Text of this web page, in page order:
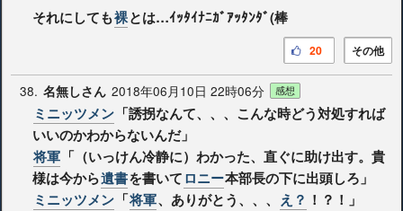
それにしても裸とは…ｲｯﾀｲﾅﾆｶﾞｱｯﾀﾝﾀﾞ(棒
その他
20
38. 名無しさん 2018年06月10日 22時06分 感想
ミニッツメン 「誘拐なんて、、、こんな時どう対処すれば
いいのかわからないんだ」
将軍 「（いっけん冷静に）わかった、直ぐに助け出す。貴
様は今から遺書を書いてロニー本部長の下に出頭しろ」
ミニッツメン 「将軍、ありがとう、、、 え？ ！？！」